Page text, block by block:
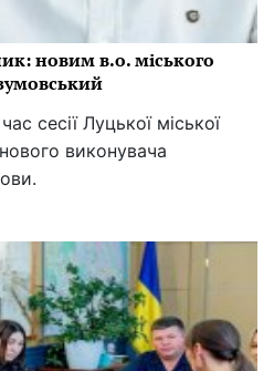
новим в.о. міського
сесії Луцької міської
виконувача